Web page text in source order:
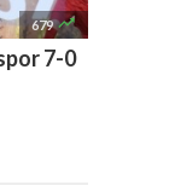
679 
7-0